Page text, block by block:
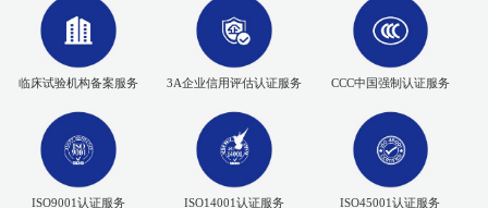
临床试验机构备案服务 3A企业信用评估认证服务 CCC中国强制认证服务
ISO9001认证服务 ISO14001认证服务 ISO45001认证服务